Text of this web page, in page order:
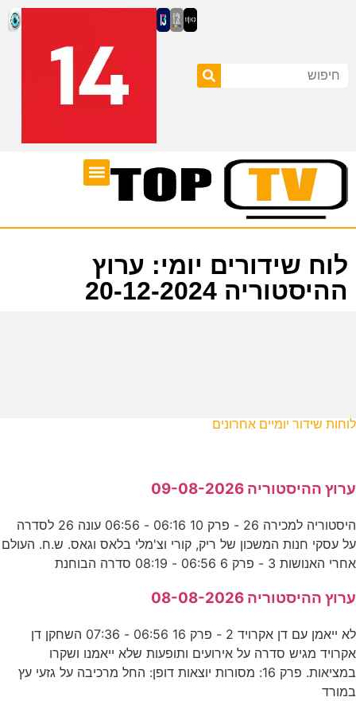
לוח שידורים יומי: ערוץ
ההיסטוריה 20-12-2024
לוחות שידור יומיים אחרונים
ערוץ ההיסטוריה 09-08-2026
היסטוריה למכירה 26 - פרק 10 06:16 - 06:56 עונה 26 לסדרה
על עסקי חנות המשכון של ריק, קורי וצ'מלי בלאס וגאס. ש.ח. העולם
אחרי האנושות 3 - פרק 6 06:56 - 08:19 סדרה הבוחנת
ערוץ ההיסטוריה 08-08-2026
לא ייאמן עם דן אקרויד 2 - פרק 16 06:56 - 07:36 השחקן דן
אקרויד מגיש סדרה על אירועים ותופעות שלא ייאמנו ושקרו
במציאות. פרק 16: מסורות יוצאות דופן: החל מרכיבה על גזעי עץ
במורד